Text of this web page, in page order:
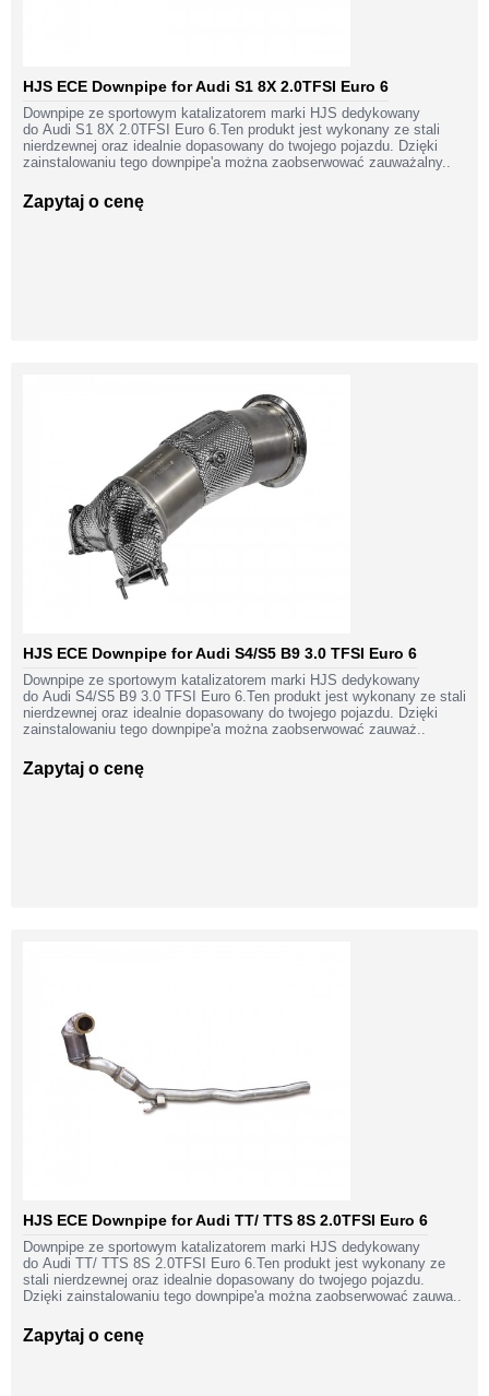
HJS ECE Downpipe for Audi S1 8X 2.0TFSI Euro 6
Downpipe ze sportowym katalizatorem marki HJS dedykowany
do Audi S1 8X 2.0TFSI Euro 6.Ten produkt jest wykonany ze stali
nierdzewnej oraz idealnie dopasowany do twojego pojazdu. Dzięki
zainstalowaniu tego downpipe'a można zaobserwować zauważalny..
Zapytaj o cenę
HJS ECE Downpipe for Audi S4/S5 B9 3.0 TFSI Euro 6
Downpipe ze sportowym katalizatorem marki HJS dedykowany
do Audi S4/S5 B9 3.0 TFSI Euro 6.Ten produkt jest wykonany ze stali
nierdzewnej oraz idealnie dopasowany do twojego pojazdu. Dzięki
zainstalowaniu tego downpipe'a można zaobserwować zauważ..
Zapytaj o cenę
HJS ECE Downpipe for Audi TT/ TTS 8S 2.0TFSI Euro 6
Downpipe ze sportowym katalizatorem marki HJS dedykowany
do Audi TT/ TTS 8S 2.0TFSI Euro 6.Ten produkt jest wykonany ze
stali nierdzewnej oraz idealnie dopasowany do twojego pojazdu.
Dzięki zainstalowaniu tego downpipe'a można zaobserwować zauwa..
Zapytaj o cenę